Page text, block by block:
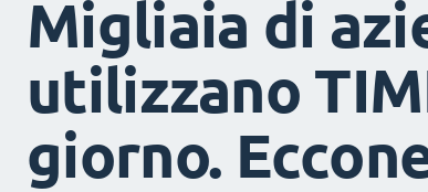
Migliaia di
utilizzano
giorno.